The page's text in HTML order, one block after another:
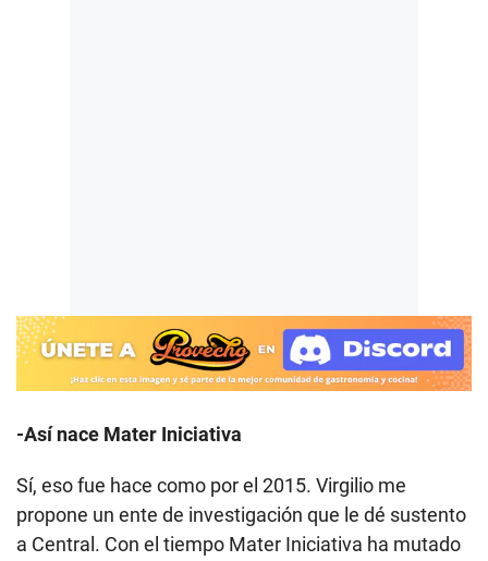
-Así nace Mater Iniciativa
Sí, eso fue hace como por el 2015. Virgilio me
propone un ente de investigación que le dé sustento
a Central. Con el tiempo Mater Iniciativa ha mutado